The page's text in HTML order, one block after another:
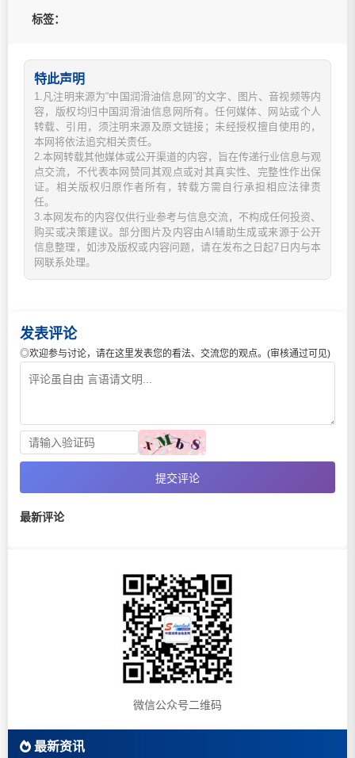
标签：
特此声明
1.凡注明来源为“中国润滑油信息网”的文字、图片、音视频等内
容，版权均归中国润滑油信息网所有。任何媒体、网站或个人
转载、引用，须注明来源及原文链接；未经授权擅自使用的，
本网将依法追究相关责任。
2.本网转载其他媒体或公开渠道的内容，旨在传递行业信息与观
点交流，不代表本网赞同其观点或对其真实性、完整性作出保
证。相关版权归原作者所有，转载方需自行承担相应法律责
任。
3.本网发布的内容仅供行业参考与信息交流，不构成任何投资、
购买或决策建议。部分图片及内容由AI辅助生成或来源于公开
信息整理，如涉及版权或内容问题，请在发布之日起7日内与本
网联系处理。
发表评论
◎欢迎参与讨论，请在这里发表您的看法、交流您的观点。(审核通过可见)
提交评论
最新评论
微信公众号二维码
最新资讯